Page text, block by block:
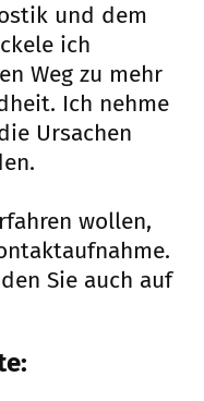
und dem
ich
Weg zu mehr
Ich nehme
Ursachen
wollen,
Sie auch auf